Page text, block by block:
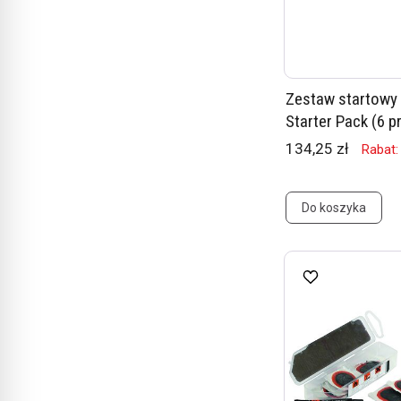
Zestaw startowy
Starter Pack (6
134,25 zł
Do koszyka